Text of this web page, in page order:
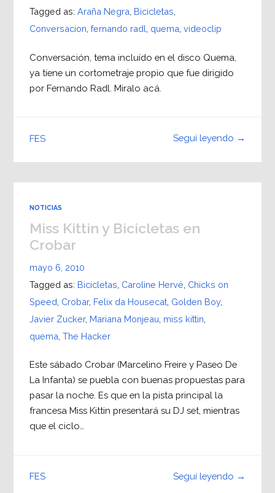
Tagged as: Araña Negra Bicicletas
Conversacion fernando radl quema videoclip
Conversación, tema incluído en el disco Quema,
ya tiene un cortometraje propio que fue dirigido
por Fernando Radl. Miralo acá.
Seguí leyendo →
FES
NOTICIAS
Miss Kittin y Bicicletas en
Crobar
mayo 6, 2010
Tagged as: Bicicletas Caroline Hervé Chicks on
Speed Crobar, Felix da Housecat, Golden Boy,
Javier Zucker, Mariana Monjeau miss kittin
quema The Hacker
Este sábado Crobar (Marcelino Freire y Paseo De
La Infanta) se puebla con buenas propuestas para
pasar la noche. Es que en la pista principal la
francesa Miss Kittin presentará su DJ set, mientras
que el ciclo…
Seguí leyendo →
FES